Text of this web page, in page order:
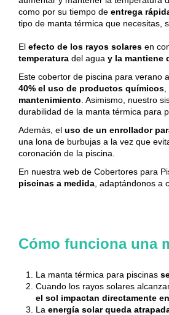
como por su tiempo de entrega
tipo de manta térmica que necesitas,
El efecto de los rayos solares en
temperatura del agua y la mantiene
Este cobertor de piscina para verano
40% el uso de productos químicos
mantenimiento . Asimismo, nuestro
durabilidad de la manta térmica para
Además, el uso de un enrollador
una lona de burbujas a la vez que
coronación de la piscina.
En nuestra web de Cobertores para
piscinas a medida, adaptándonos a
Cómo funciona una
La manta térmica para piscinas
Cuando los rayos solares
el sol impactan directamente
La energía solar queda